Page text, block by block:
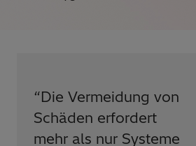
“Die Vermeidung von
Schäden erfordert
mehr als nur Systeme